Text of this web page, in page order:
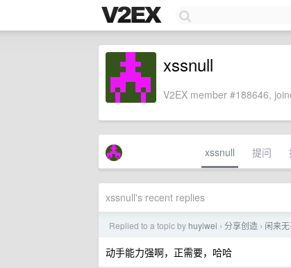
xssnull
V2EX member #188646,
xssnull 提问
xssnull's recent replies
Replied to a topic by huyiwei › 分享创造 › 闲来
动手能力强啊，正需要，哈哈